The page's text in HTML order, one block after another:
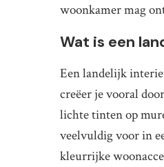
woonkamer mag
Wat is een
Een landelijk
creëer je vooral
lichte tinten op
veelvuldig voor in
kleurrijke